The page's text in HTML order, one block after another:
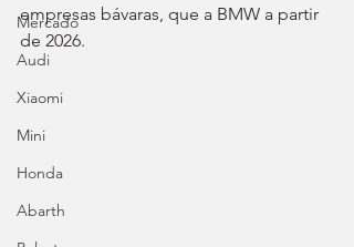
Mercado
Audi
Xiaomi
Mini
Honda
Abarth
empresas bávaras, que a BMW a partir
de 2026.